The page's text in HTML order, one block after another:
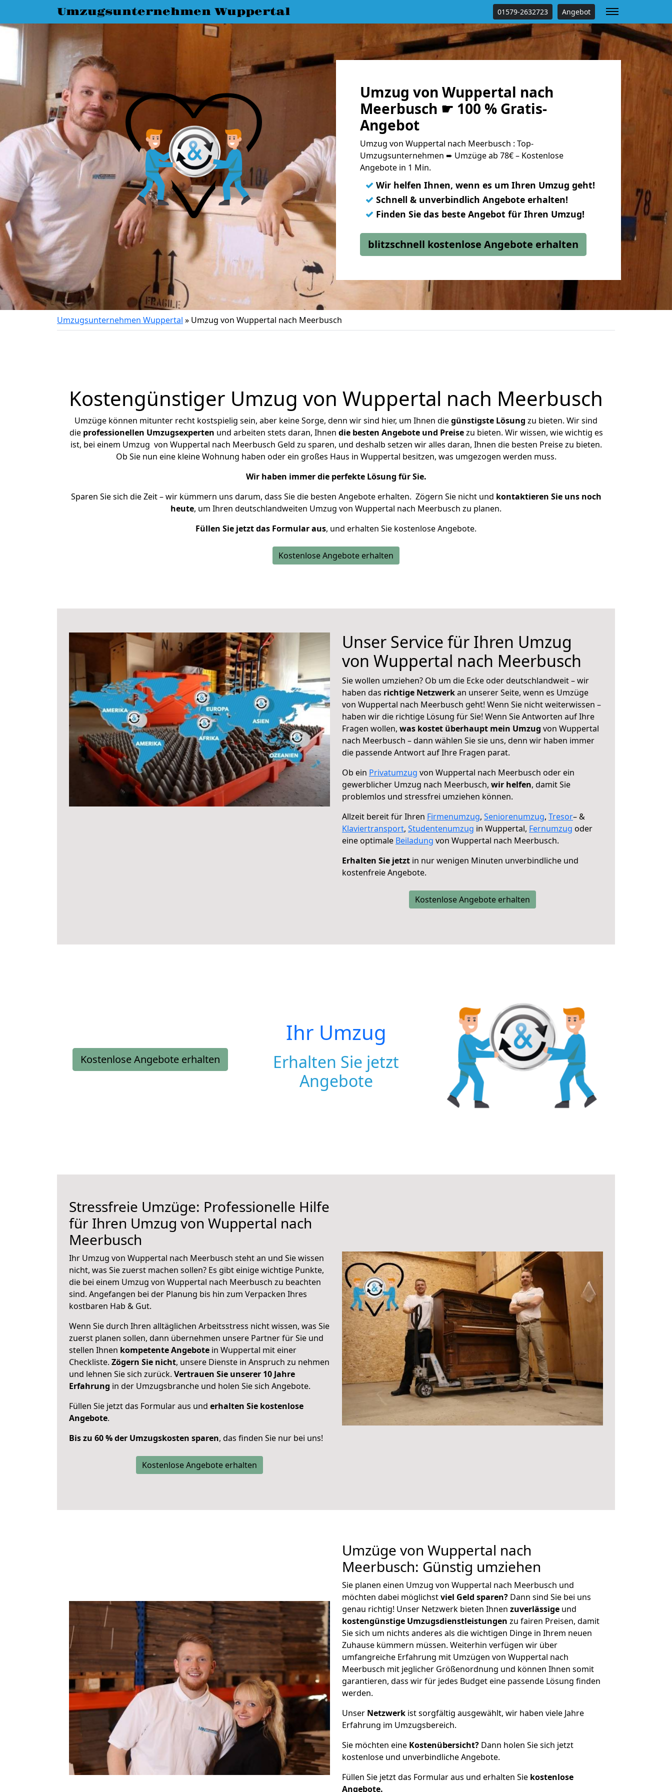
Umzugsunternehmen Wuppertal 01579-2632723 Angebot
Umzug von Wuppertal nach
Meerbusch ☛ 100 % Gratis-
Angebot
Umzug von Wuppertal nach Meerbusch : Top-
Umzugsunternehmen ➨ Umzüge ab 78€ – Kostenlose
Angebote in 1 Min.
✓ Wir helfen Ihnen, wenn es um Ihren Umzug geht!
✓ Schnell & unverbindlich Angebote erhalten!
✓ Finden Sie das beste Angebot für Ihren Umzug!
blitzschnell kostenlose Angebote erhalten
Umzugsunternehmen Wuppertal » Umzug von Wuppertal nach Meerbusch
Kostengünstiger Umzug von Wuppertal nach Meerbusch
Umzüge können mitunter recht kostspielig sein, aber keine Sorge, denn wir sind hier, um Ihnen diegünstigste Lösung zu bieten. Wir sind
die professionellen Umzugsexperten und arbeiten stets daran, Ihnen die besten Angebote und Preisezu bieten. Wir wissen, wie wichtig es
ist, bei einem Umzug von Wuppertal nach Meerbusch Geld zu sparen, und deshalb setzen wir alles daran, Ihnen die besten Preise zu bieten.
Ob Sie nun eine kleine Wohnung haben oder ein großes Haus in Wuppertal besitzen, was umgezogen werden muss.
Wir haben immer die perfekte Lösung für Sie.
Sparen Sie sich die Zeit – wir kümmern uns darum, dass Sie die besten Angebote erhalten. Zögern Sie nicht und kontaktieren Sie uns noch
heute, um Ihren deutschlandweiten Umzug von Wuppertal nach Meerbusch zu planen.
Füllen Sie jetzt das Formular aus, und erhalten Sie kostenlose Angebote.
Kostenlose Angebote erhalten
Unser Service für Ihren Umzug
von Wuppertal nach Meerbusch
Sie wollen umziehen? Ob um die Ecke oder deutschlandweit – wir
haben das richtige Netzwerkan unserer Seite, wenn es Umzüge
von Wuppertal nach Meerbusch geht! Wenn Sie nicht weiterwissen –
haben wir die richtige Lösung für Sie! Wenn Sie Antworten auf Ihre
Fragen wollen, was kostet überhaupt mein Umzug von Wuppertal
nach Meerbusch – dann wählen Sie sie uns, denn wir haben immer
die passende Antwort auf Ihre Fragen parat.
Ob ein Privatumzug von Wuppertal nach Meerbusch oder ein
gewerblicher Umzug nach Meerbusch, wir helfen, damit Sie
problemlos und stressfrei umziehen können.
Allzeit bereit für Ihren Firmenumzug, Seniorenumzug, Tresor– &
Klaviertransport, Studentenumzug in Wuppertal, Fernumzug oder
eine optimale Beiladung von Wuppertal nach Meerbusch.
Erhalten Sie jetzt in nur wenigen Minuten unverbindliche und
kostenfreie Angebote.
Kostenlose Angebote erhalten
Kostenlose Angebote erhalten
Ihr Umzug
Erhalten Sie jetzt
Angebote
Stressfreie Umzüge: Professionelle Hilfe
für Ihren Umzug von Wuppertal nach
Meerbusch
Ihr Umzug von Wuppertal nach Meerbusch steht an und Sie wissen
nicht, was Sie zuerst machen sollen? Es gibt einige wichtige Punkte,
die bei einem Umzug von Wuppertal nach Meerbusch zu beachten
sind. Angefangen bei der Planung bis hin zum Verpacken Ihres
kostbaren Hab & Gut.
Wenn Sie durch Ihren alltäglichen Arbeitsstress nicht wissen, was Sie
zuerst planen sollen, dann übernehmen unsere Partner für Sie und
stellen Ihnen kompetente Angebote in Wuppertal mit einer
Checkliste. Zögern Sie nicht, unsere Dienste in Anspruch zu nehmen
und lehnen Sie sich zurück. Vertrauen Sie unserer 10 Jahre
Erfahrung in der Umzugsbranche und holen Sie sich Angebote.
Füllen Sie jetzt das Formular aus und erhalten Sie kostenlose
Angebote.
Bis zu 60 % der Umzugskosten sparen, das finden Sie nur bei uns!
Kostenlose Angebote erhalten
Umzüge von Wuppertal nach
Meerbusch: Günstig umziehen
Sie planen einen Umzug von Wuppertal nach Meerbusch und
möchten dabei möglichstviel Geld sparen? Dann sind Sie bei uns
genau richtig! Unser Netzwerk bieten Ihnen zuverlässige und
kostengünstige Umzugsdienstleistungen zu fairen Preisen, damit
Sie sich um nichts anderes als die wichtigen Dinge in Ihrem neuen
Zuhause kümmern müssen. Weiterhin verfügen wir über
umfangreiche Erfahrung mit Umzügen von Wuppertal nach
Meerbusch mit jeglicher Größenordnung und können Ihnen somit
garantieren, dass wir für jedes Budget eine passende Lösung finden
werden.
Unser Netzwerk ist sorgfältig ausgewählt, wir haben viele Jahre
Erfahrung im Umzugsbereich.
Sie möchten eine Kostenübersicht? Dann holen Sie sich jetzt
kostenlose und unverbindliche Angebote.
Füllen Sie jetzt das Formular aus und erhalten Sie kostenlose
Angebote.